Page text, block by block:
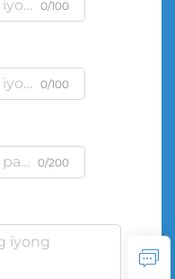
0/100
0/100
0/200